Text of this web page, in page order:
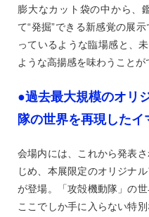
膨大なカット袋の中から、
て“発掘”できる新感覚の展
っているような臨場感と、
ような高揚感を味わうことが
●過去最大規模のオリ
隊の世界を再現したイ
会場内には、これから発表
じめ、本展限定のオリジナ
が登場。「攻殻機動隊」の
ここでしか手に入らない特